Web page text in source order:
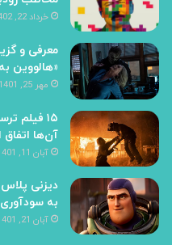
خرداد 22, 1402
معرفی و
«هالووین
مهر 25, 1401
۱۵ فیلم
آن‌ها
آبان 11, 1401
دیزنی
به
آبان 21, 1401